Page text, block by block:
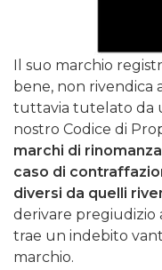
Il suo marchio
bene, non rivendica
tuttavia tutelato da
nostro Codice di
marchi di rinomanza
caso di
diversi da quelli
derivare pregiudizio
trae un indebito
marchio.